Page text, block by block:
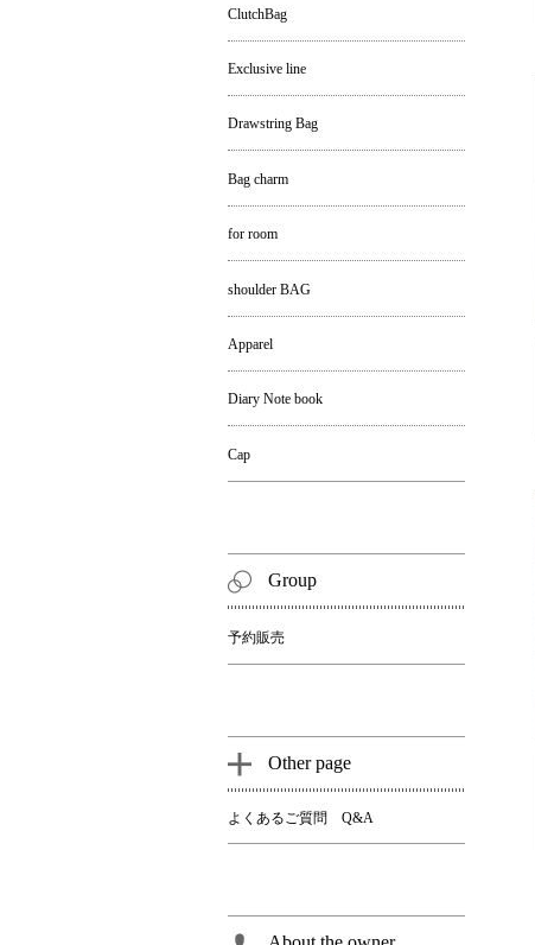
ClutchBag
Exclusive line
Drawstring Bag
Bag charm
for room
shoulder BAG
Apparel
Diary Note book
Cap
Group
予約販売
Other page
よくあるご質問 Q&A